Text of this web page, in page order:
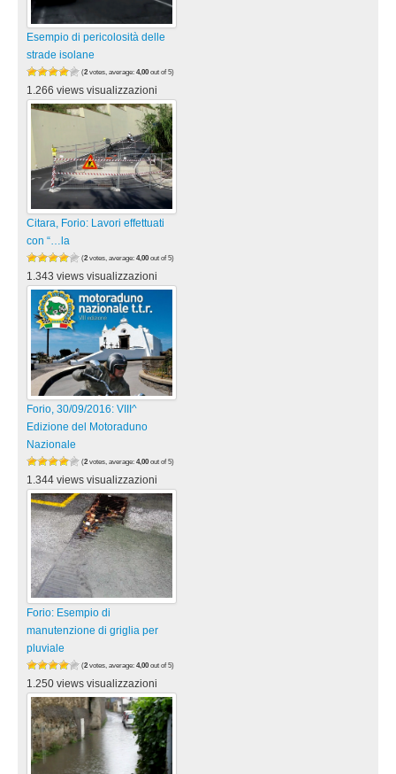
Esempio di pericolosità delle
strade isolane
(2 votes, average: 4,00 out of 5)
1.266 views visualizzazioni
Citara, Forio: Lavori effettuati
con “…la
(2 votes, average: 4,00 out of 5)
1.343 views visualizzazioni
Forio, 30/09/2016: VIII^
Edizione del Motoraduno
Nazionale
(2 votes, average: 4,00 out of 5)
1.344 views visualizzazioni
Forio: Esempio di
manutenzione di griglia per
pluviale
(2 votes, average: 4,00 out of 5)
1.250 views visualizzazioni